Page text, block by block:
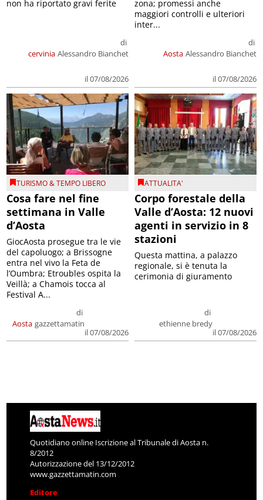
cervinia
di
Alessandro Bianchet
il 07/08/2026
non ha riportato gravi ferite
Aosta
di
Alessandro Bianchet
il 07/08/2026
zona; promessi anche
maggiori controlli e ulteriori
inter...
TURISMO & TEMPO LIBERO
Cosa fare nel fine
settimana in Valle
d’Aosta
Aosta
di
gazzettamatin
il 07/08/2026
GiocAosta prosegue tra le vie
del capoluogo; a Brissogne
entra nel vivo la Feta de
l’Oumbra; Etroubles ospita la
Veillà; a Chamois tocca al
Festival A...
ATTUALITA'
Corpo forestale della
Valle d’Aosta: 12 nuovi
agenti in servizio in 8
stazioni
di
ethienne bredy
il 07/08/2026
Questa mattina, a palazzo
regionale, si è tenuta la
cerimonia di giuramento
Quotidiano online Iscrizione al Tribunale di Aosta n.
8/2012
Autorizzazione del 13/12/2012
www.gazzettamatin.com
Editore